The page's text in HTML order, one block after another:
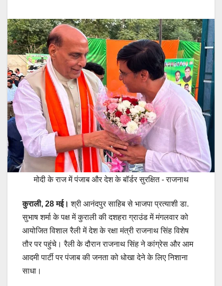
मोदी के राज में पंजाब और देश के बॉर्डर सुरक्षित - राजनाथ
कुराली, 28 मई।श्री आनंदपुर साहिब से भाजपा प्रत्याशी डा.
सुभाष शर्मा के पक्ष में कुराली की दशहरा ग्राउंड में मंगलवार को
आयोजित विशाल रैली में देश के रक्षा मंत्री राजनाथ सिंह विशेष
तौर पर पहुंचे। रैली के दौरान राजनाथ सिंह ने कांग्रेस और आम
आदमी पार्टी पर पंजाब की जनता को धोखा देने के लिए निशाना
साधा।